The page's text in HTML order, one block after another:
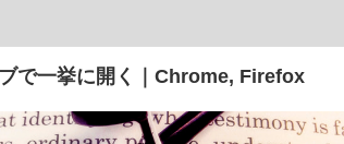
で一挙に開く｜Chrome, Firefox